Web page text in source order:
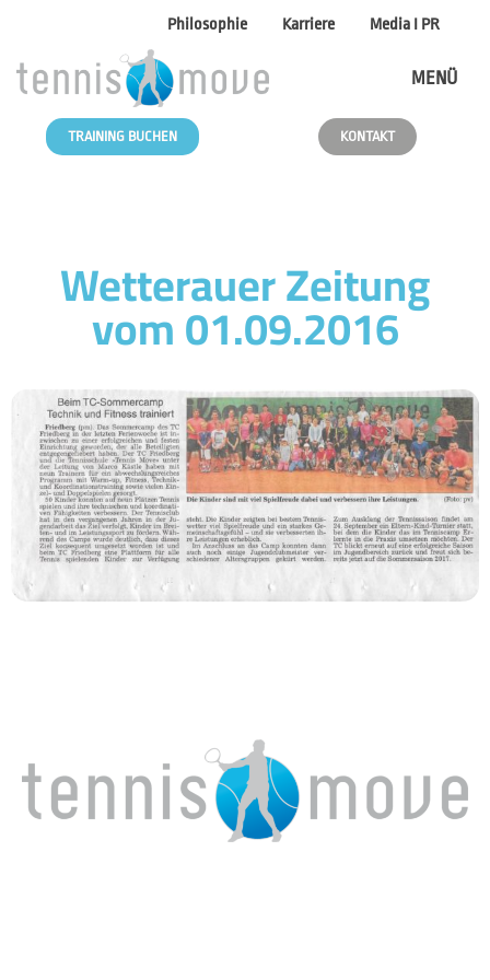
Philosophie Karriere Media I PR
MENÜ
TRAINING BUCHEN KONTAKT
Wetterauer Zeitung
vom 01.09.2016